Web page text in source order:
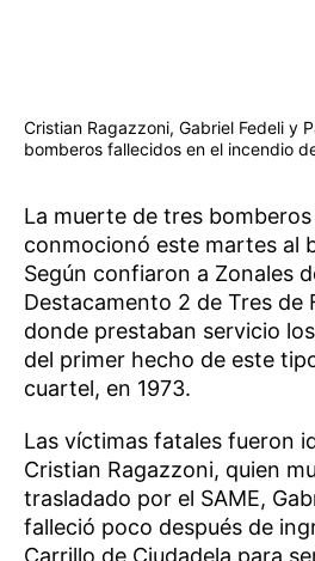
Cristian Ragazzoni, Gabriel Fedeli y
bomberos fallecidos en el incendio
La muerte de tres
conmocionó este martes al
Según confiaron a Zonales
Destacamento 2 de Tres de
donde prestaban servicio
del primer hecho de este
cuartel, en 1973.
Las víctimas fatales fueron
Cristian Ragazzoni, quien
trasladado por el SAME,
falleció poco después de
Carrillo de Ciudadela para